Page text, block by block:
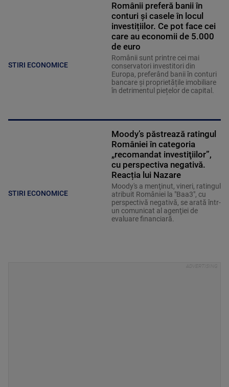
STIRI ECONOMICE
Românii preferă banii în
conturi și casele în locul
investițiilor. Ce pot face cei
care au economii de 5.000
de euro
Românii sunt printre cei mai
conservatori investitori din
Europa, preferând banii în conturi
bancare și proprietățile imobiliare
în detrimentul piețelor de capital.
STIRI ECONOMICE
Moody’s păstrează ratingul
României în categoria
„recomandat investiţiilor”,
cu perspectiva negativă.
Reacția lui Nazare
Moody's a menţinut, vineri, ratingul
atribuit României la "Baa3", cu
perspectivă negativă, se arată într-
un comunicat al agenţiei de
evaluare financiară.